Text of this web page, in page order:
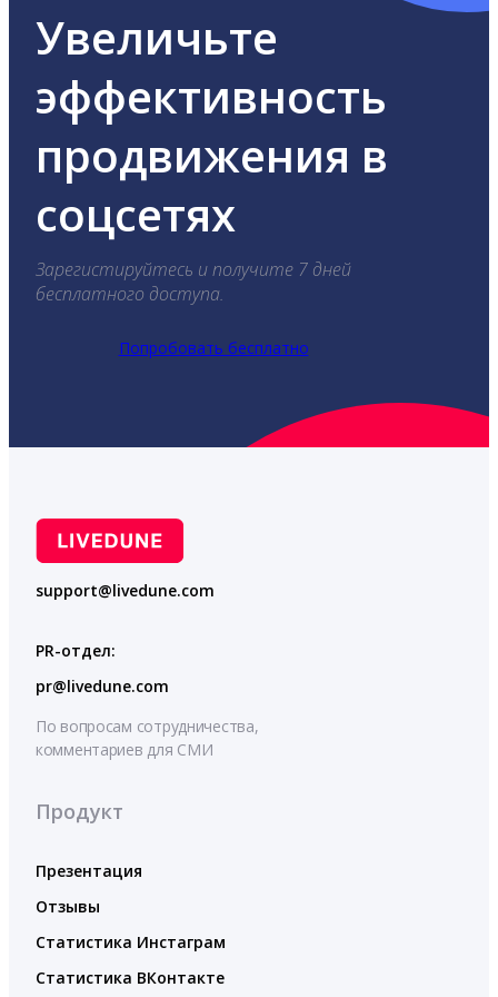
Увеличьте
эффективность
продвижения в
соцсетях
Зарегистируйтесь и получите 7 дней
бесплатного доступа.
Попробовать бесплатно
support@livedune.com
PR-отдел:
pr@livedune.com
По вопросам сотрудничества,
комментариев для СМИ
Продукт
Презентация
Отзывы
Статистика Инстаграм
Статистика ВКонтакте